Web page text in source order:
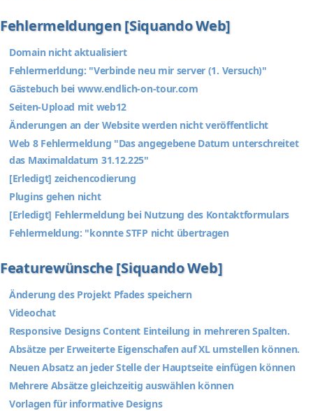
Fehlermeldungen [Siquando Web]
Domain nicht aktualisiert
Fehlermerldung: "Verbinde neu mir server (1. Versuch)"
Gästebuch bei www.endlich-on-tour.com
Seiten-Upload mit web12
Änderungen an der Website werden nicht veröffentlicht
Web 8 Fehlermeldung "Das angegebene Datum unterschreitet
das Maximaldatum 31.12.225"
[Erledigt] zeichencodierung
Plugins gehen nicht
[Erledigt] Fehlermeldung bei Nutzung des Kontaktformulars
Fehlermeldung: "konnte STFP nicht übertragen
Featurewünsche [Siquando Web]
Änderung des Projekt Pfades speichern
Videochat
Responsive Designs Content Einteilung in mehreren Spalten.
Absätze per Erweiterte Eigenschafen auf XL umstellen können.
Neuen Absatz an jeder Stelle der Hauptseite einfügen können
Mehrere Absätze gleichzeitig auswählen können
Vorlagen für informative Designs